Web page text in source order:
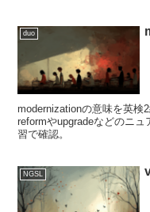
duo
modernizationの意味を英検
reformやupgradeなどのニ
習で確認。
NGSL